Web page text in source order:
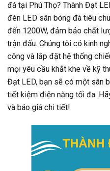
đá tại Phú Thọ? Thành Đạt
đèn LED sân bóng đá tiêu
đến 1200W, đảm bảo chất
trận đấu. Chúng tôi có kinh
công và lắp đặt hệ thống
mọi yêu cầu khắt khe về kỹ
Đạt LED, bạn sẽ có một sân
tiết kiệm điện năng tối đa.
và báo giá chi tiết!